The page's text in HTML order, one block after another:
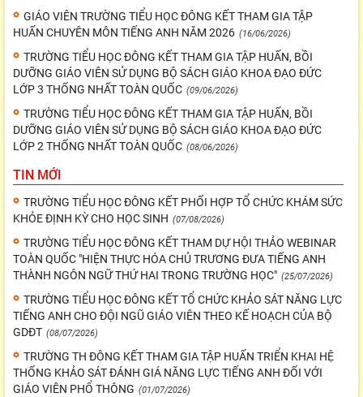
GIÁO VIÊN TRƯỜNG TIỂU HỌC ĐÔNG KẾT THAM GIA TẬP
HUẤN CHUYÊN MÔN TIẾNG ANH NĂM 2026 (16/06/2026)
TRƯỜNG TIỂU HỌC ĐÔNG KẾT THAM GIA TẬP HUẤN, BỒI
DƯỠNG GIÁO VIÊN SỬ DỤNG BỘ SÁCH GIÁO KHOA ĐẠO ĐỨC
LỚP 3 THỐNG NHẤT TOÀN QUỐC (09/06/2026)
TRƯỜNG TIỂU HỌC ĐÔNG KẾT THAM GIA TẬP HUẤN, BỒI
DƯỠNG GIÁO VIÊN SỬ DỤNG BỘ SÁCH GIÁO KHOA ĐẠO ĐỨC
LỚP 2 THỐNG NHẤT TOÀN QUỐC (08/06/2026)
TIN MỚI
TRƯỜNG TIỂU HỌC ĐÔNG KẾT PHỐI HỢP TỔ CHỨC KHÁM SỨC
KHỎE ĐỊNH KỲ CHO HỌC SINH (07/08/2026)
TRƯỜNG TIỂU HỌC ĐÔNG KẾT THAM DỰ HỘI THẢO WEBINAR
TOÀN QUỐC "HIỆN THỰC HÓA CHỦ TRƯƠNG ĐƯA TIẾNG ANH
THÀNH NGÔN NGỮ THỨ HAI TRONG TRƯỜNG HỌC" (25/07/2026)
TRƯỜNG TIỂU HỌC ĐÔNG KẾT TỔ CHỨC KHẢO SÁT NĂNG LỰC
TIẾNG ANH CHO ĐỘI NGŨ GIÁO VIÊN THEO KẾ HOẠCH CỦA BỘ
GDĐT (08/07/2026)
TRƯỜNG TH ĐÔNG KẾT THAM GIA TẬP HUẤN TRIỂN KHAI HỆ
THỐNG KHẢO SÁT ĐÁNH GIÁ NĂNG LỰC TIẾNG ANH ĐỐI VỚI
GIÁO VIÊN PHỔ THÔNG (01/07/2026)